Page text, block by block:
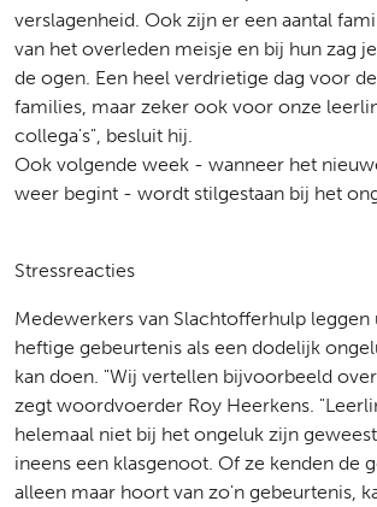
verslagenheid. Ook zijn er een aantal
van het overleden meisje en bij hun zag
de ogen. Een heel verdrietige dag voor
families, maar zeker ook voor onze
collega's", besluit hij.
Ook volgende week - wanneer het
weer begint - wordt stilgestaan bij het
Stressreacties
Medewerkers van Slachtofferhulp leggen
heftige gebeurtenis als een dodelijk
kan doen. "Wij vertellen bijvoorbeeld over
zegt woordvoerder Roy Heerkens.
helemaal niet bij het ongeluk zijn
ineens een klasgenoot. Of ze kenden de
alleen maar hoort van zo'n gebeurtenis,